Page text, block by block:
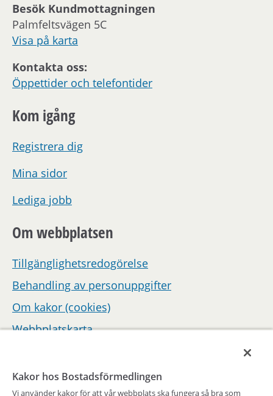
Besök Kundmottagningen
Palmfeltsvägen 5C
Visa på karta
Kontakta oss:
Öppettider och telefontider
Kom igång
Registrera dig
Mina sidor
Lediga jobb
Om webbplatsen
Tillgänglighetsredogörelse
Behandling av personuppgifter
Om kakor (cookies)
Webbplatskarta
Kakor hos Bostadsförmedlingen
Vi använder kakor för att vår webbplats ska fungera så bra som